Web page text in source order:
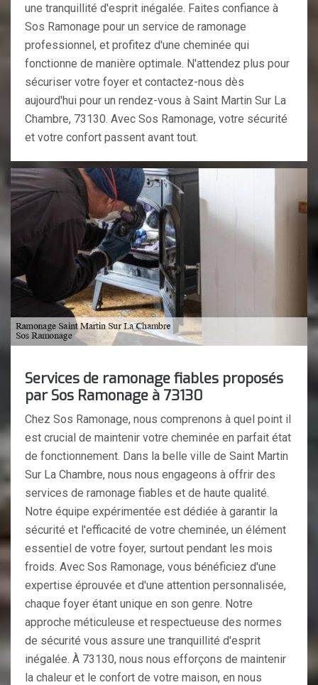
une tranquillité d'esprit inégalée. Faites confiance à
Sos Ramonage pour un service de ramonage
professionnel, et profitez d'une cheminée qui
fonctionne de manière optimale. N'attendez plus pour
sécuriser votre foyer et contactez-nous dès
aujourd'hui pour un rendez-vous à Saint Martin Sur La
Chambre, 73130. Avec Sos Ramonage, votre sécurité
et votre confort passent avant tout.
Services de ramonage fiables proposés
par Sos Ramonage à 73130
Chez Sos Ramonage, nous comprenons à quel point il
est crucial de maintenir votre cheminée en parfait état
de fonctionnement. Dans la belle ville de Saint Martin
Sur La Chambre, nous nous engageons à offrir des
services de ramonage fiables et de haute qualité.
Notre équipe expérimentée est dédiée à garantir la
sécurité et l'efficacité de votre cheminée, un élément
essentiel de votre foyer, surtout pendant les mois
froids. Avec Sos Ramonage, vous bénéficiez d'une
expertise éprouvée et d'une attention personnalisée,
chaque foyer étant unique en son genre. Notre
approche méticuleuse et respectueuse des normes
de sécurité vous assure une tranquillité d'esprit
inégalée. À 73130, nous nous efforçons de maintenir
la chaleur et le confort de votre maison, en nous